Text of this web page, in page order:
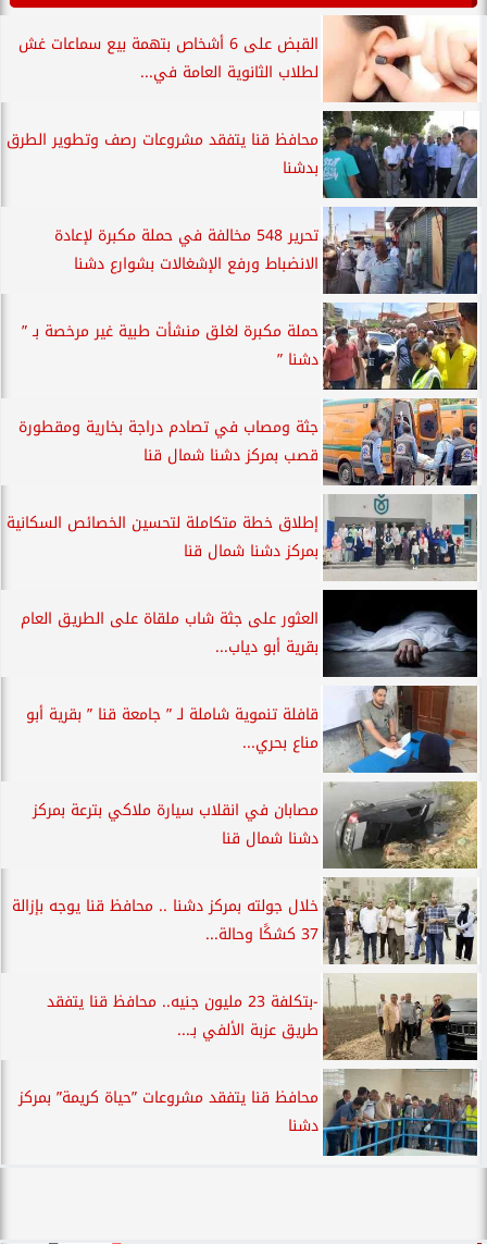
القبض على 6 أشخاص بتهمة بيع سماعات غش
لطلاب الثانوية العامة في...
محافظ قنا يتفقد مشروعات رصف وتطوير الطرق
بدشنا
تحرير 548 مخالفة في حملة مكبرة لإعادة
الانضباط ورفع الإشغالات بشوارع دشنا
حملة مكبرة لغلق منشأت طبية غير مرخصة بـ ”
دشنا ”
جثة ومصاب في تصادم دراجة بخارية ومقطورة
قصب بمركز دشنا شمال قنا
إطلاق خطة متكاملة لتحسين الخصائص السكانية
بمركز دشنا شمال قنا
العثور على جثة شاب ملقاة على الطريق العام
بقرية أبو دياب...
قافلة تنموية شاملة لـ ” جامعة قنا ” بقرية أبو
مناع بحري...
مصابان في انقلاب سيارة ملاكي بترعة بمركز
دشنا شمال قنا
خلال جولته بمركز دشنا .. محافظ قنا يوجه بإزالة
37 كشكًا وحالة...
-بتكلفة 23 مليون جنيه.. محافظ قنا يتفقد
طريق عزبة الألفي بـ...
محافظ قنا يتفقد مشروعات ”حياة كريمة” بمركز
دشنا